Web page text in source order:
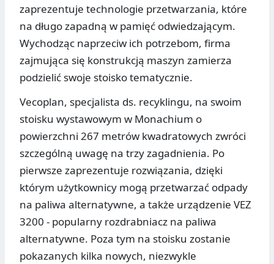
zaprezentuje technologie przetwarzania, które
na długo zapadną w pamięć odwiedzającym.
Wychodząc naprzeciw ich potrzebom, firma
zajmująca się konstrukcją maszyn zamierza
podzielić swoje stoisko tematycznie.
Vecoplan, specjalista ds. recyklingu, na swoim
stoisku wystawowym w Monachium o
powierzchni 267 metrów kwadratowych zwróci
szczególną uwagę na trzy zagadnienia. Po
pierwsze zaprezentuje rozwiązania, dzięki
którym użytkownicy mogą przetwarzać odpady
na paliwa alternatywne, a także urządzenie VEZ
3200 - popularny rozdrabniacz na paliwa
alternatywne. Poza tym na stoisku zostanie
pokazanych kilka nowych, niezwykle